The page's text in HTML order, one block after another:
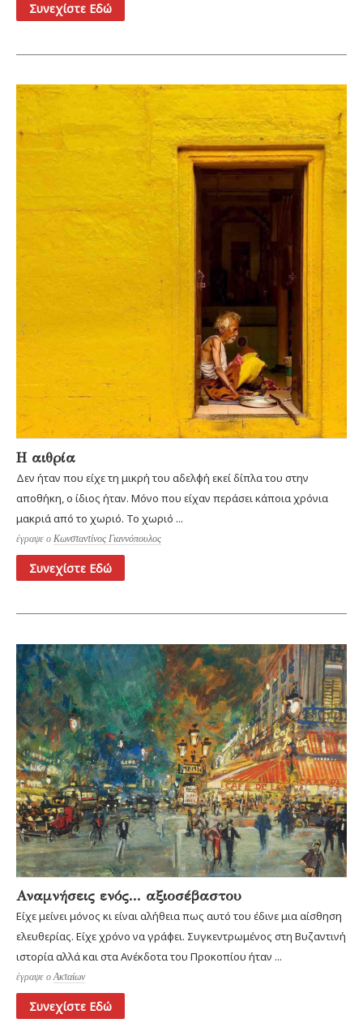
Συνεχίστε Εδώ
Η αιθρία
Δεν ήταν που είχε τη μικρή του αδελφή εκεί δίπλα του στην
αποθήκη, ο ίδιος ήταν. Μόνο που είχαν περάσει κάποια χρόνια
μακριά από το χωριό. Το χωριό ...
έγραψε ο Κωνσταντίνος Γιαννόπουλος
Συνεχίστε Εδώ
Αναμνήσεις ενός... αξιοσέβαστου
Είχε μείνει μόνος κι είναι αλήθεια πως αυτό του έδινε μια αίσθηση
ελευθερίας. Είχε χρόνο να γράφει. Συγκεντρωμένος στη Βυζαντινή
ιστορία αλλά και στα Ανέκδοτα του Προκοπίου ήταν ...
έγραψε οΑκταίων
Συνεχίστε Εδώ